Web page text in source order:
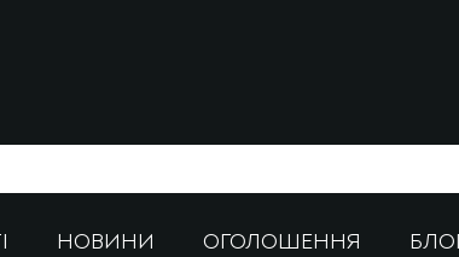
НОВИНИ ОГОЛОШЕННЯ